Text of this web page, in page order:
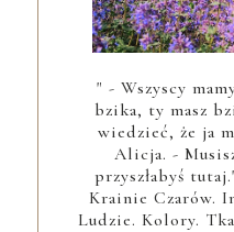
" - Wszyscy
bzika, ty masz
wiedzieć, że ja
Alicja. -
przyszłabyś
Krainie Czarów.
Ludzie. Kolory.